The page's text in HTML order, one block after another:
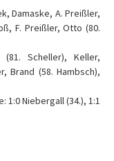
Damaske, A. Preißler,
F. Preißler, Otto (80.
(81. Scheller), Keller,
Brand (58. Hambsch),
1:0 Niebergall (34.), 1:1